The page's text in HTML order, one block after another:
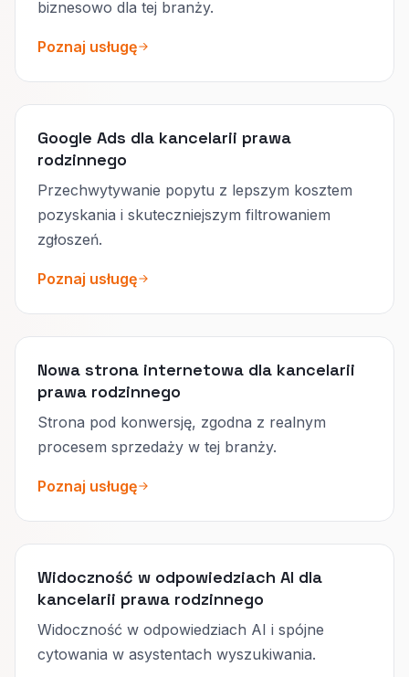
biznesowo dla tej branży.
Poznaj usługę
Google Ads dla kancelarii prawa
rodzinnego
Przechwytywanie popytu z lepszym kosztem
pozyskania i skuteczniejszym filtrowaniem
zgłoszeń.
Poznaj usługę
Nowa strona internetowa dla kancelarii
prawa rodzinnego
Strona pod konwersję, zgodna z realnym
procesem sprzedaży w tej branży.
Poznaj usługę
Widoczność w odpowiedziach AI dla
kancelarii prawa rodzinnego
Widoczność w odpowiedziach AI i spójne
cytowania w asystentach wyszukiwania.